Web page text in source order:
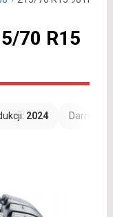
70 R15
2024